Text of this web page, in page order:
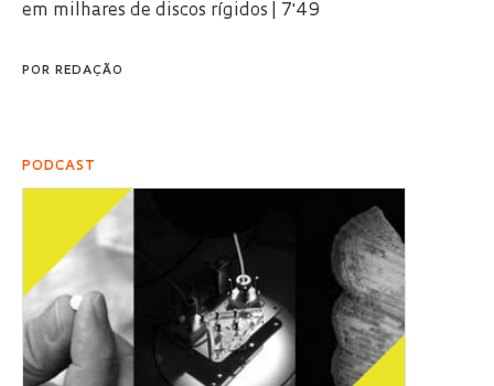
em milhares de discos rígidos | 7'49
POR REDAÇÃO
PODCAST